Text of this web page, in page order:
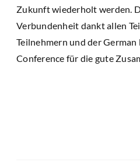
Zukunft wiederholt werden.
Verbundenheit dankt allen
Teilnehmern und der German
Conference für die gute